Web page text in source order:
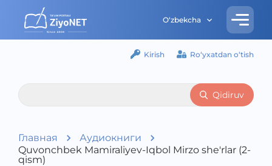
O‘zbekcha
Kirish Ro‘yxatdan o‘tish
Qidiruv
Главная
Аудиокниги
Quvonchbek Mamiraliyev-Iqbol Mirzo she'rlar (2-
qism)